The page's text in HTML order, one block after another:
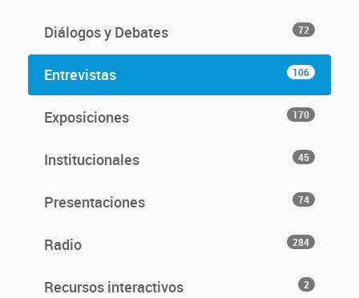
Diálogos y Debates 72
Entrevistas 106
Exposiciones 170
Institucionales 45
Presentaciones 74
Radio 284
Recursos interactivos 2